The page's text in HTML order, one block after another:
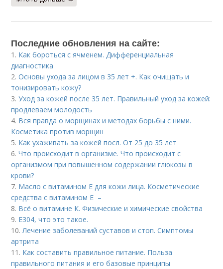
Последние обновления на сайте:
1. Как бороться с ячменем. Дифференциальная
диагностика
2.Основы ухода за лицом в 35 лет +. Как очищать и
тонизировать кожу?
3.Уход за кожей после 35 лет. Правильный уход за кожей:
продлеваем молодость
4. Вся правда о морщинах и методах борьбы с ними.
Косметика против морщин
5. Как ухаживать за кожей посл. От 25 до 35 лет
6.Что происходит в организме. Что происходит с
организмом при повышенном содержании глюкозы в
крови?
7. Масло с витамином Е для кожи лица. Косметические
средства с витамином Е –
8. Всё о витамине К. Физические и химические свойства
9. Е304, что это такое.
10.Лечение заболеваний суставов и стоп. Симптомы
артрита
11. Как составить правильное питание. Польза
правильного питания и его базовые принципы